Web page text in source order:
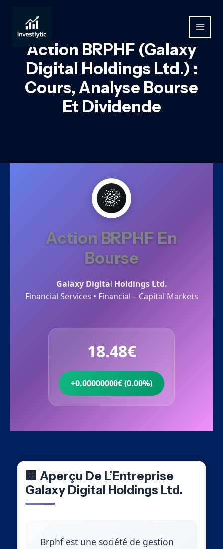
contenu
MAIN
Action BRPHF (Galaxy
Digital Holdings Ltd.) :
Cours, Analyse Bourse
Et Dividende
Action BRPHF En
Bourse
Galaxy Digital Holdings Ltd.
Financial Services • Financial – Capital Markets
18.48€
+0.00000000€ (0.00%)
🏢 Aperçu De L’Entreprise
Galaxy Digital Holdings Ltd.
Brphf est une société de gestion